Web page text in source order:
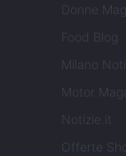
Donne
Food Blog
Milano
Motor
Notizie.it
Offerte